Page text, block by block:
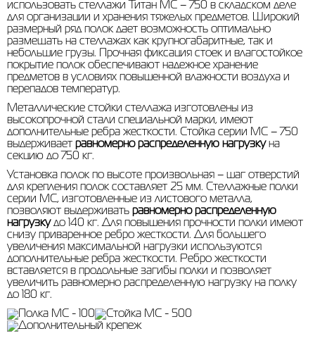
использовать стеллажи Титан МС – 750 в складском деле
для организации и хранения тяжелых предметов. Широкий
размерный ряд полок дает возможность оптимально
размещать на стеллажах как крупногабаритные, так и
небольшие грузы. Прочная фиксация стоек и влагостойкое
покрытие полок обеспечивают надежное хранение
предметов в условиях повышенной влажности воздуха и
перепадов температур.
Металлические стойки стеллажа изготовлены из
высокопрочной стали специальной марки, имеют
дополнительные ребра жесткости. Стойка серии МС – 750
выдерживает равномерно распределенную нагрузкуна
секцию до 750 кг.
Установка полок по высоте произвольная – шаг отверстий
для крепления полок составляет 25 мм. Стеллажные полки
серии МС, изготовленные из листового металла,
позволяют выдерживать равномерно распределенную
нагрузкудо 140 кг. Для повышения прочности полки имеют
снизу приваренное ребро жесткости. Для большего
увеличения максимальной нагрузки используются
дополнительные ребра жесткости. Ребро жесткости
вставляется в продольные загибы полки и позволяет
увеличить равномерно распределенную нагрузку на полку
до 180 кг.